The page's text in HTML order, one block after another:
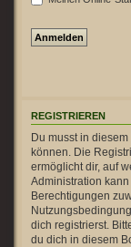
REGISTRIEREN
Du musst in
können. Die
ermöglicht dir, auf
Administration
Berechtigungen
dich registrierst.
du dich in diesem